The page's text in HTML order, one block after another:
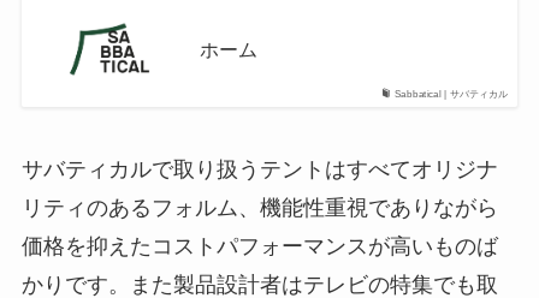
Sabbatical | サバティカル
ホーム
サバティカルで取り扱うテントはすべてオリジナ
リティのあるフォルム、機能性重視でありながら
価格を抑えたコストパフォーマンスが高いものば
かりです。また製品設計者はテレビの特集でも取